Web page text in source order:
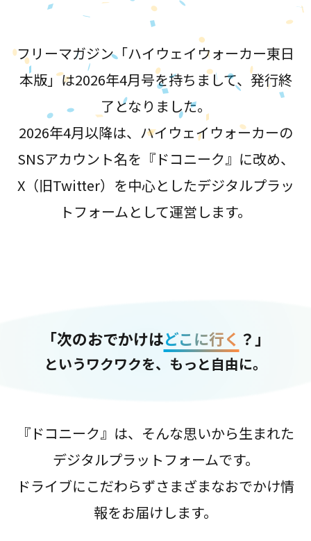
フリーマガジン「ハイウェイウォーカー東日
本版」は2026年4月号を持ちまして、発行終
了となりました。
2026年4月以降は、ハイウェイウォーカーの
SNSアカウント名を『ドコニーク』に改め、
X（旧Twitter）を中心としたデジタルプラッ
トフォームとして運営します。
「次のおでかけはどこに行く ？」
というワクワクを、もっと自由に。
『ドコニーク』は、そんな思いから生まれた
デジタルプラットフォームです。
ドライブにこだわらずさまざまなおでかけ情
報をお届けします。